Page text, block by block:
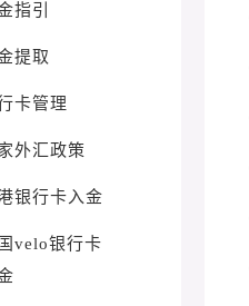
指引
提取
卡管理
外汇政策
银行卡入金
velo银行卡